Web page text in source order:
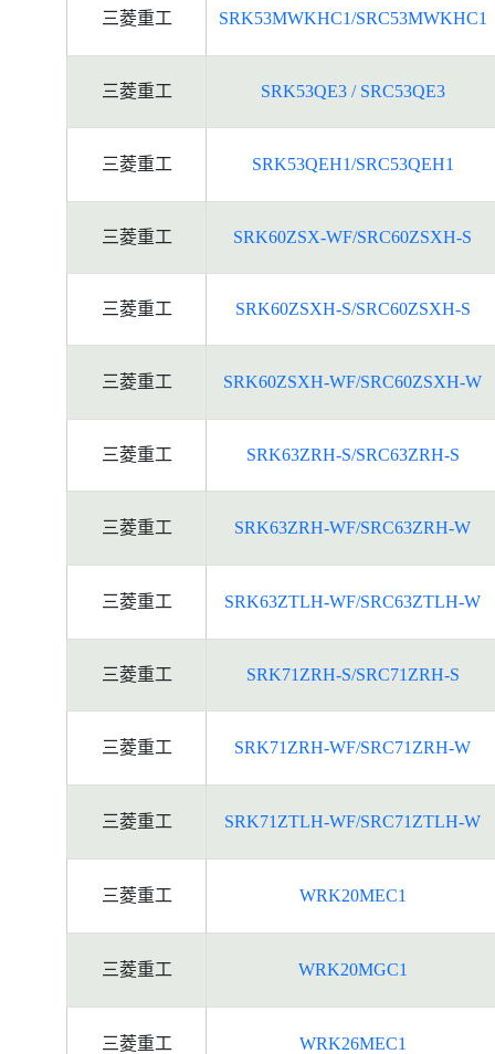
三菱重工 SRK53MWKHC1/SRC53MWKHC1
三菱重工 SRK53QE3 / SRC53QE3
三菱重工 SRK53QEH1/SRC53QEH1
三菱重工 SRK60ZSX-WF/SRC60ZSXH-S
三菱重工 SRK60ZSXH-S/SRC60ZSXH-S
三菱重工 SRK60ZSXH-WF/SRC60ZSXH-W
三菱重工 SRK63ZRH-S/SRC63ZRH-S
三菱重工 SRK63ZRH-WF/SRC63ZRH-W
三菱重工 SRK63ZTLH-WF/SRC63ZTLH-W
三菱重工 SRK71ZRH-S/SRC71ZRH-S
三菱重工 SRK71ZRH-WF/SRC71ZRH-W
三菱重工 SRK71ZTLH-WF/SRC71ZTLH-W
三菱重工 WRK20MEC1
三菱重工 WRK20MGC1
三菱重工 WRK26MEC1